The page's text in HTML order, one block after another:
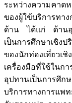
ระหว่างความคาด
ของผู้ใข้บริการท
ด้าน ได้แก่ ด้านอุ
เป็นการศึกษาเชิง
ของนักท่องเที่ยว
เครื่องมือที่ใช้ในก
อุปทานเป็นการศึ
บริการทางการแพ